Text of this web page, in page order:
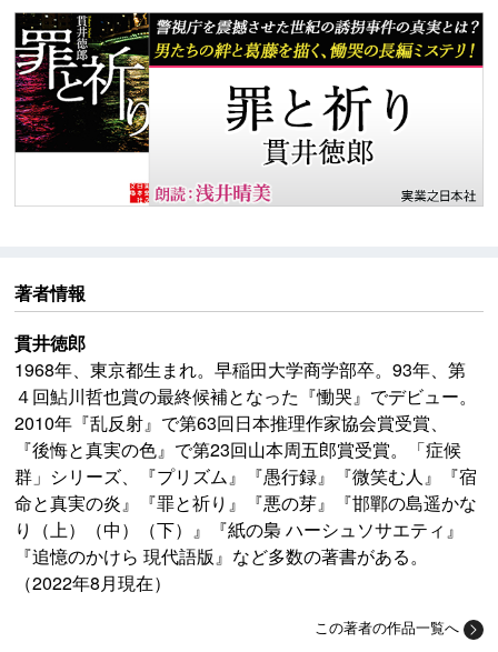
著者情報
貫井徳郎
1968年、東京都生まれ。早稲田大学商学部卒。93年、第
４回鮎川哲也賞の最終候補となった『慟哭』でデビュー。
2010年『乱反射』で第63回日本推理作家協会賞受賞、
『後悔と真実の色』で第23回山本周五郎賞受賞。「症候
群」シリーズ、『プリズム』『愚行録』『微笑む人』『宿
命と真実の炎』『罪と祈り』『悪の芽』『邯鄲の島遥かな
り（上）（中）（下）』『紙の梟 ハーシュソサエティ』
『追憶のかけら 現代語版』など多数の著書がある。
（2022年8月現在）
この著者の作品一覧へ